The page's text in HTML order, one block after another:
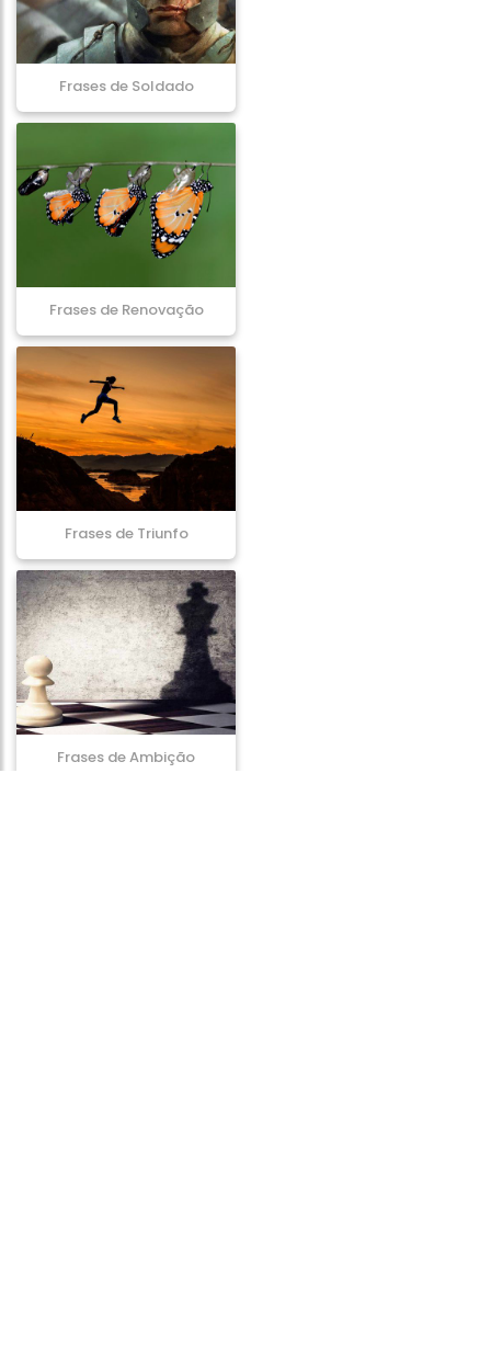
Frases de Soldado
Frases de Renovação
Frases de Triunfo
Frases de Ambição